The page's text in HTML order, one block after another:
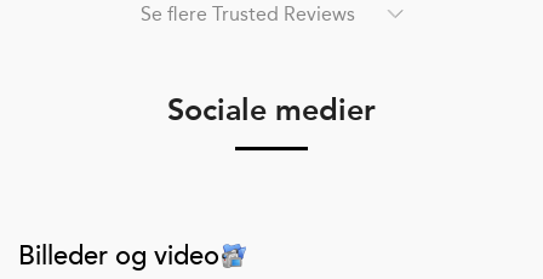
Se flere Trusted Reviews
Sociale medier
Billeder og video